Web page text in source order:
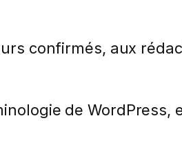
confirmés, aux
de WordPress,